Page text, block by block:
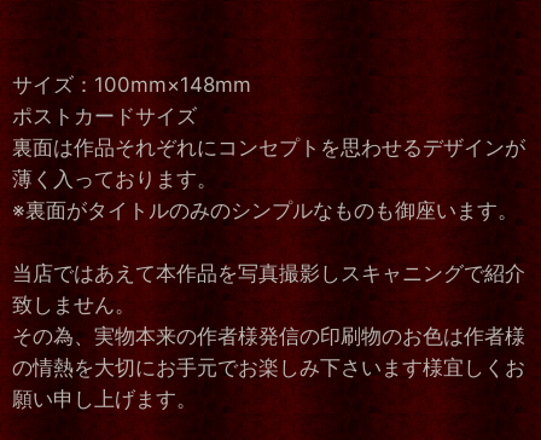
サイズ：100mm×148mm
ポストカードサイズ
裏面は作品それぞれにコンセプトを思わせるデザインが
薄く入っております。
※裏面がタイトルのみのシンプルなものも御座います。
当店ではあえて本作品を写真撮影しスキャニングで紹介
致しません。
その為、実物本来の作者様発信の印刷物のお色は作者様
の情熱を大切にお手元でお楽しみ下さいます様宜しくお
願い申し上げます。